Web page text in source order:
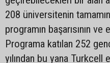
208 üniversitenin
programın başarısının
Programa katılan 252
yılından bu yana Turkcell